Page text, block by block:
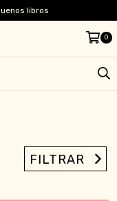
libros
0
FILTRAR